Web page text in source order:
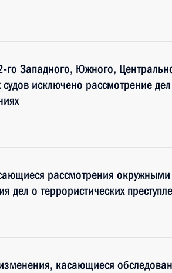
Западного, Южного,
исключено рассмотрение дел
рассмотрения
дел о террористических
касающиеся